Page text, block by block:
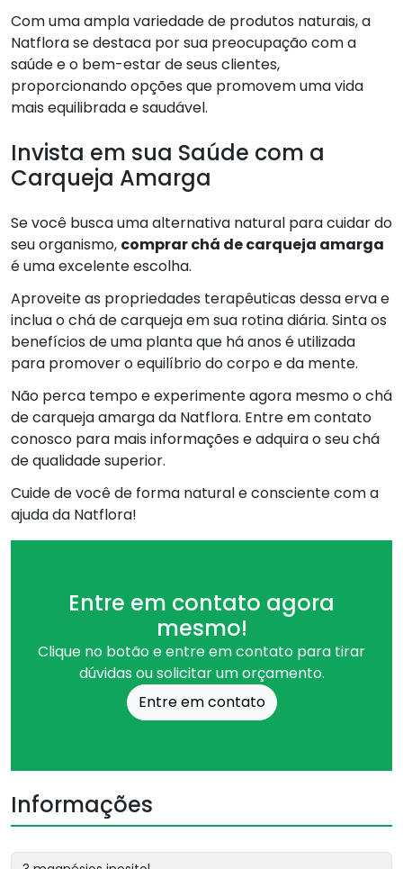
Com uma ampla variedade de produtos naturais, a
Natflora se destaca por sua preocupação com a
saúde e o bem-estar de seus clientes,
proporcionando opções que promovem uma vida
mais equilibrada e saudável.
Invista em sua Saúde com a
Carqueja Amarga
Se você busca uma alternativa natural para cuidar do
seu organismo, comprar chá de carqueja amarga
é uma excelente escolha.
Aproveite as propriedades terapêuticas dessa erva e
inclua o chá de carqueja em sua rotina diária. Sinta os
benefícios de uma planta que há anos é utilizada
para promover o equilíbrio do corpo e da mente.
Não perca tempo e experimente agora mesmo o chá
de carqueja amarga da Natflora. Entre em contato
conosco para mais informações e adquira o seu chá
de qualidade superior.
Cuide de você de forma natural e consciente com a
ajuda da Natflora!
Entre em contato agora
mesmo!
Clique no botão e entre em contato para tirar
dúvidas ou solicitar um orçamento.
Entre em contato
Informações